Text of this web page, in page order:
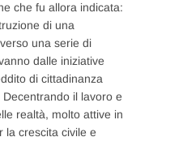
che fu allora indicata:
di una
una serie di
dalle iniziative
di cittadinanza
il lavoro e
realtà, molto attive in
la crescita civile e